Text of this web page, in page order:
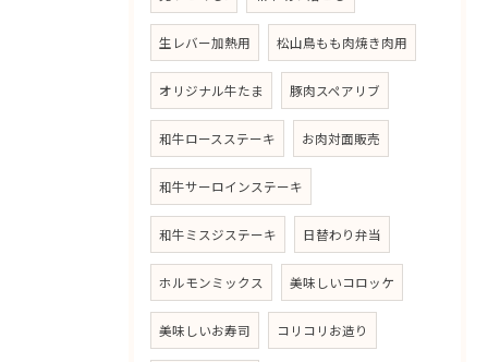
生レバー加熱用 松山鳥もも肉焼き肉用
オリジナル牛たま 豚肉スペアリブ
和牛ロースステーキ お肉対面販売
和牛サーロインステーキ
和牛ミスジステーキ 日替わり弁当
ホルモンミックス 美味しいコロッケ
美味しいお寿司 コリコリお造り